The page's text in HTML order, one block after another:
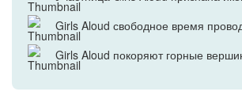
Girls Aloud свободное время
Girls Aloud покоряют горные